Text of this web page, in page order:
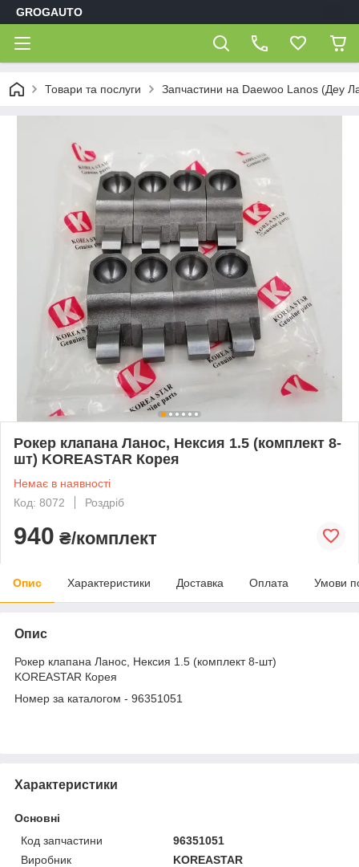
GROGAUTO
Товари та послуги Запчастини на Daewoo Lanos (Деу
Рокер клапана Ланос, Нексия 1.5 (комплект 8-
шт) KOREASTAR Корея
Немає в наявності
Код: 8072
Роздріб
940 ₴/комплект
Опис Характеристики Доставка Оплата Умови
Опис
Рокер клапана Ланос, Нексия 1.5 (комплект 8-шт)
KOREASTAR Корея
Номер за каталогом - 96351051
Характеристики
Основні
Код запчастини
96351051
Виробник
KOREASTAR